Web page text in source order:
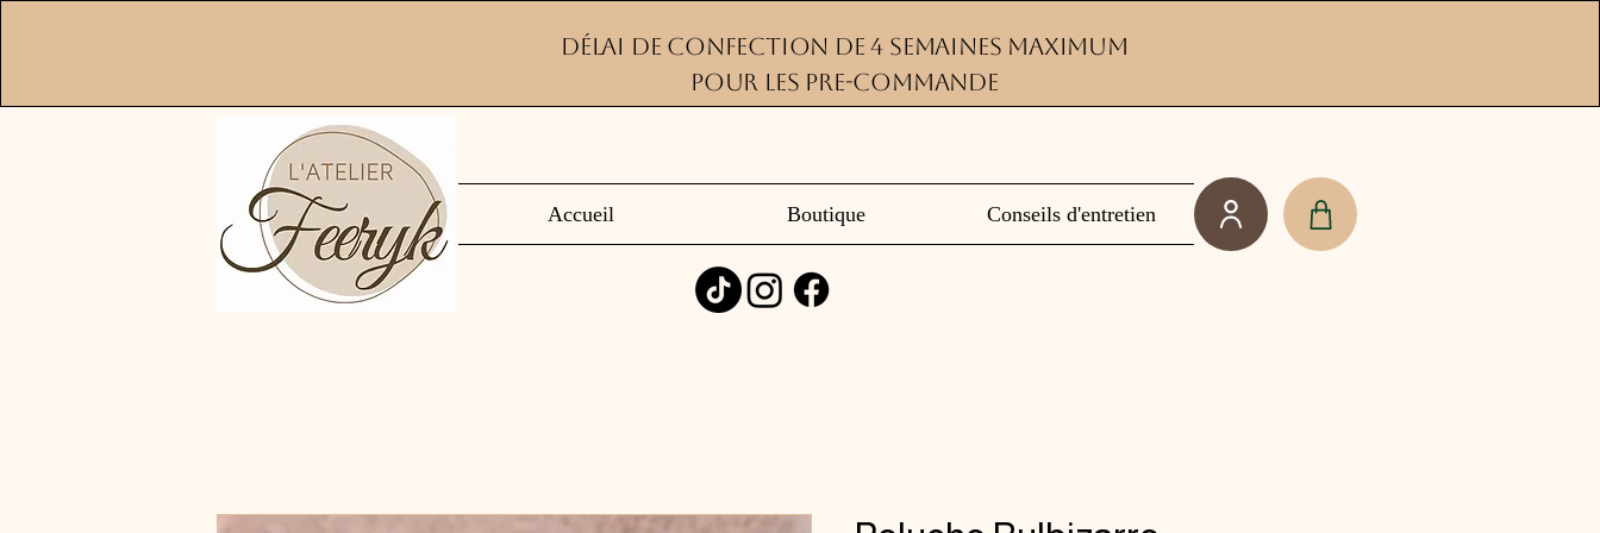
Délai de confection de 4 semaines maximum
pour les pre-commande
Accueil Boutique Conseils d'entretien